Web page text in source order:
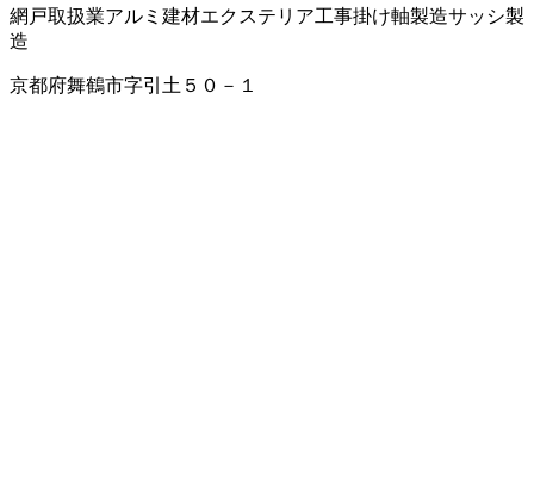
網戸取扱業アルミ建材エクステリア工事掛け軸製造サッシ製
造
京都府舞鶴市字引土５０－１